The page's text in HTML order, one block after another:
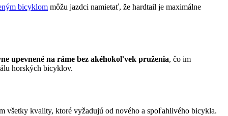
bicyklom môžu jazdci namietať, že hardtail je maximálne
upevnené na ráme bez akéhokoľvek pruženia, čo im
horských bicyklov.
všetky kvality, ktoré vyžadujú od nového a spoľahlivého bicykla.